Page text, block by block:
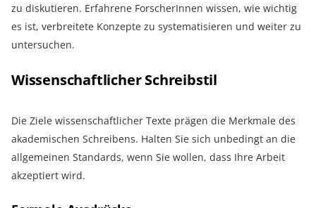
zu diskutieren. Erfahrene ForscherInnen wissen, wie wichtig
es ist, verbreitete Konzepte zu systematisieren und weiter zu
untersuchen.
Wissenschaftlicher Schreibstil
Die Ziele wissenschaftlicher Texte prägen die Merkmale des
akademischen Schreibens. Halten Sie sich unbedingt an die
allgemeinen Standards, wenn Sie wollen, dass Ihre Arbeit
akzeptiert wird.